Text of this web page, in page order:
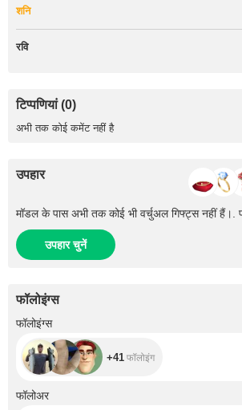
शनि
रवि
टिप्पणियां (0)
अभी तक कोई कमेंट नहीं है
उपहार
मॉडल के पास अभी तक कोई भी वर्चुअल गिफ्ट्स नहीं हैं।.
उपहार चुनें
फॉलोइंग्स
फॉलोइंग्स
+41 फॉलोइंग
फॉलोअर